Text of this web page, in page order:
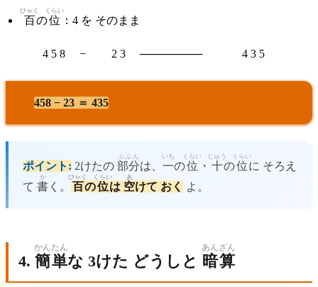
百
ひゃく
の位
くらい
：4 を そのまま
4 5 8 − 2 3 ──────── 4 3 5
458 − 23 ＝ 435
ポイント: 2けたの 部分
ぶぶん
は、 一
いち
の位
くらい
・ 十
じゅう
の位
くらい
に そろえ
て 書
か
く。 百
ひゃく
の位
くらい
は 空
あ
けて おく よ。
4. 簡単
かんたん
な 3けた どうしと 暗算
あんざん